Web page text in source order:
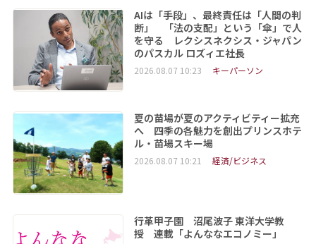
AIは「手段」、最終責任は「人間の判
断」 「法の支配」という「傘」で人
を守る レクシスネクシス・ジャパン
のパスカル ロズィエ社長
2026.08.07 10:23 キーパーソン
夏の苗場が夏のアクティビティー拡充
へ 四季の各魅力を創出プリンスホテ
ル・苗場スキー場
2026.08.07 10:21 経済/ビジネス
行革甲子園 沼尾波子 東洋大学教
授 連載「よんななエコノミー」